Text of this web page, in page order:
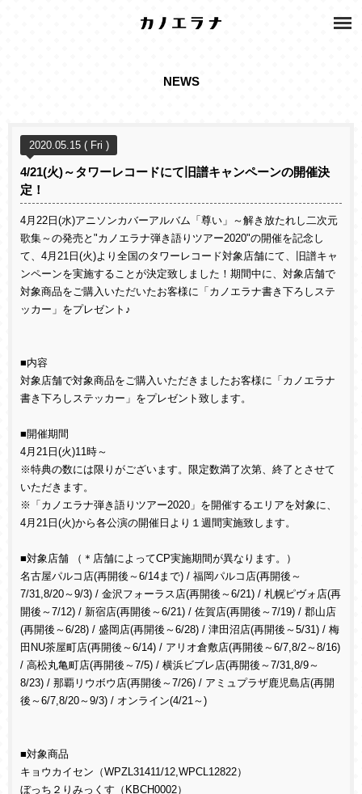
NEWS
2020.05.15 ( Fri )
4/21(火)～タワーレコードにて旧譜キャンペーンの開催決
定！
4月22日(水)アニソンカバーアルバム「尊い」～解き放たれし二次元
歌集～の発売と"カノエラナ弾き語りツアー2020"の開催を記念し
て、4月21日(火)より全国のタワーレコード対象店舗にて、旧譜キャ
ンペーンを実施することが決定致しました！期間中に、対象店舗で
対象商品をご購入いただいたお客様に「カノエラナ書き下ろしステ
ッカー」をプレゼント♪
■内容
対象店舗で対象商品をご購入いただきましたお客様に「カノエラナ
書き下ろしステッカー」をプレゼント致します。
■開催期間
4月21日(火)11時～
※特典の数には限りがございます。限定数満了次第、終了とさせて
いただきます。
※「カノエラナ弾き語りツアー2020」を開催するエリアを対象に、
4月21日(火)から各公演の開催日より１週間実施致します。
■対象店舗 （＊店舗によってCP実施期間が異なります。）
名古屋パルコ店(再開後～6/14まで) / 福岡パルコ店(再開後～
7/31,8/20～9/3) / 金沢フォーラス店(再開後～6/21) / 札幌ピヴォ店(再
開後～7/12) / 新宿店(再開後～6/21) / 佐賀店(再開後～7/19) / 郡山店
(再開後～6/28) / 盛岡店(再開後～6/28) / 津田沼店(再開後～5/31) / 梅
田NU茶屋町店(再開後～6/14) / アリオ倉敷店(再開後～6/7,8/2～8/16)
/ 高松丸亀町店(再開後～7/5) / 横浜ビブレ店(再開後～7/31,8/9～
8/23) / 那覇リウボウ店(再開後～7/26) / アミュプラザ鹿児島店(再開
後～6/7,8/20～9/3) / オンライン(4/21～)
■対象商品
キョウカイセン（WPZL31411/12,WPCL12822）
ぼっち２りみっくす（KBCH0002）